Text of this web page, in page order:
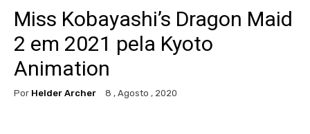
Miss Kobayashi’s Dragon Maid
2 em 2021 pela Kyoto
Animation
Por Helder Archer 8 , Agosto , 2020